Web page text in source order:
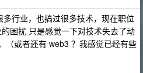
行业，也搞过很多技术，现在职位
困扰 只是感觉一下对技术失去了动
（或者还有 web3 ？我感觉已经有些